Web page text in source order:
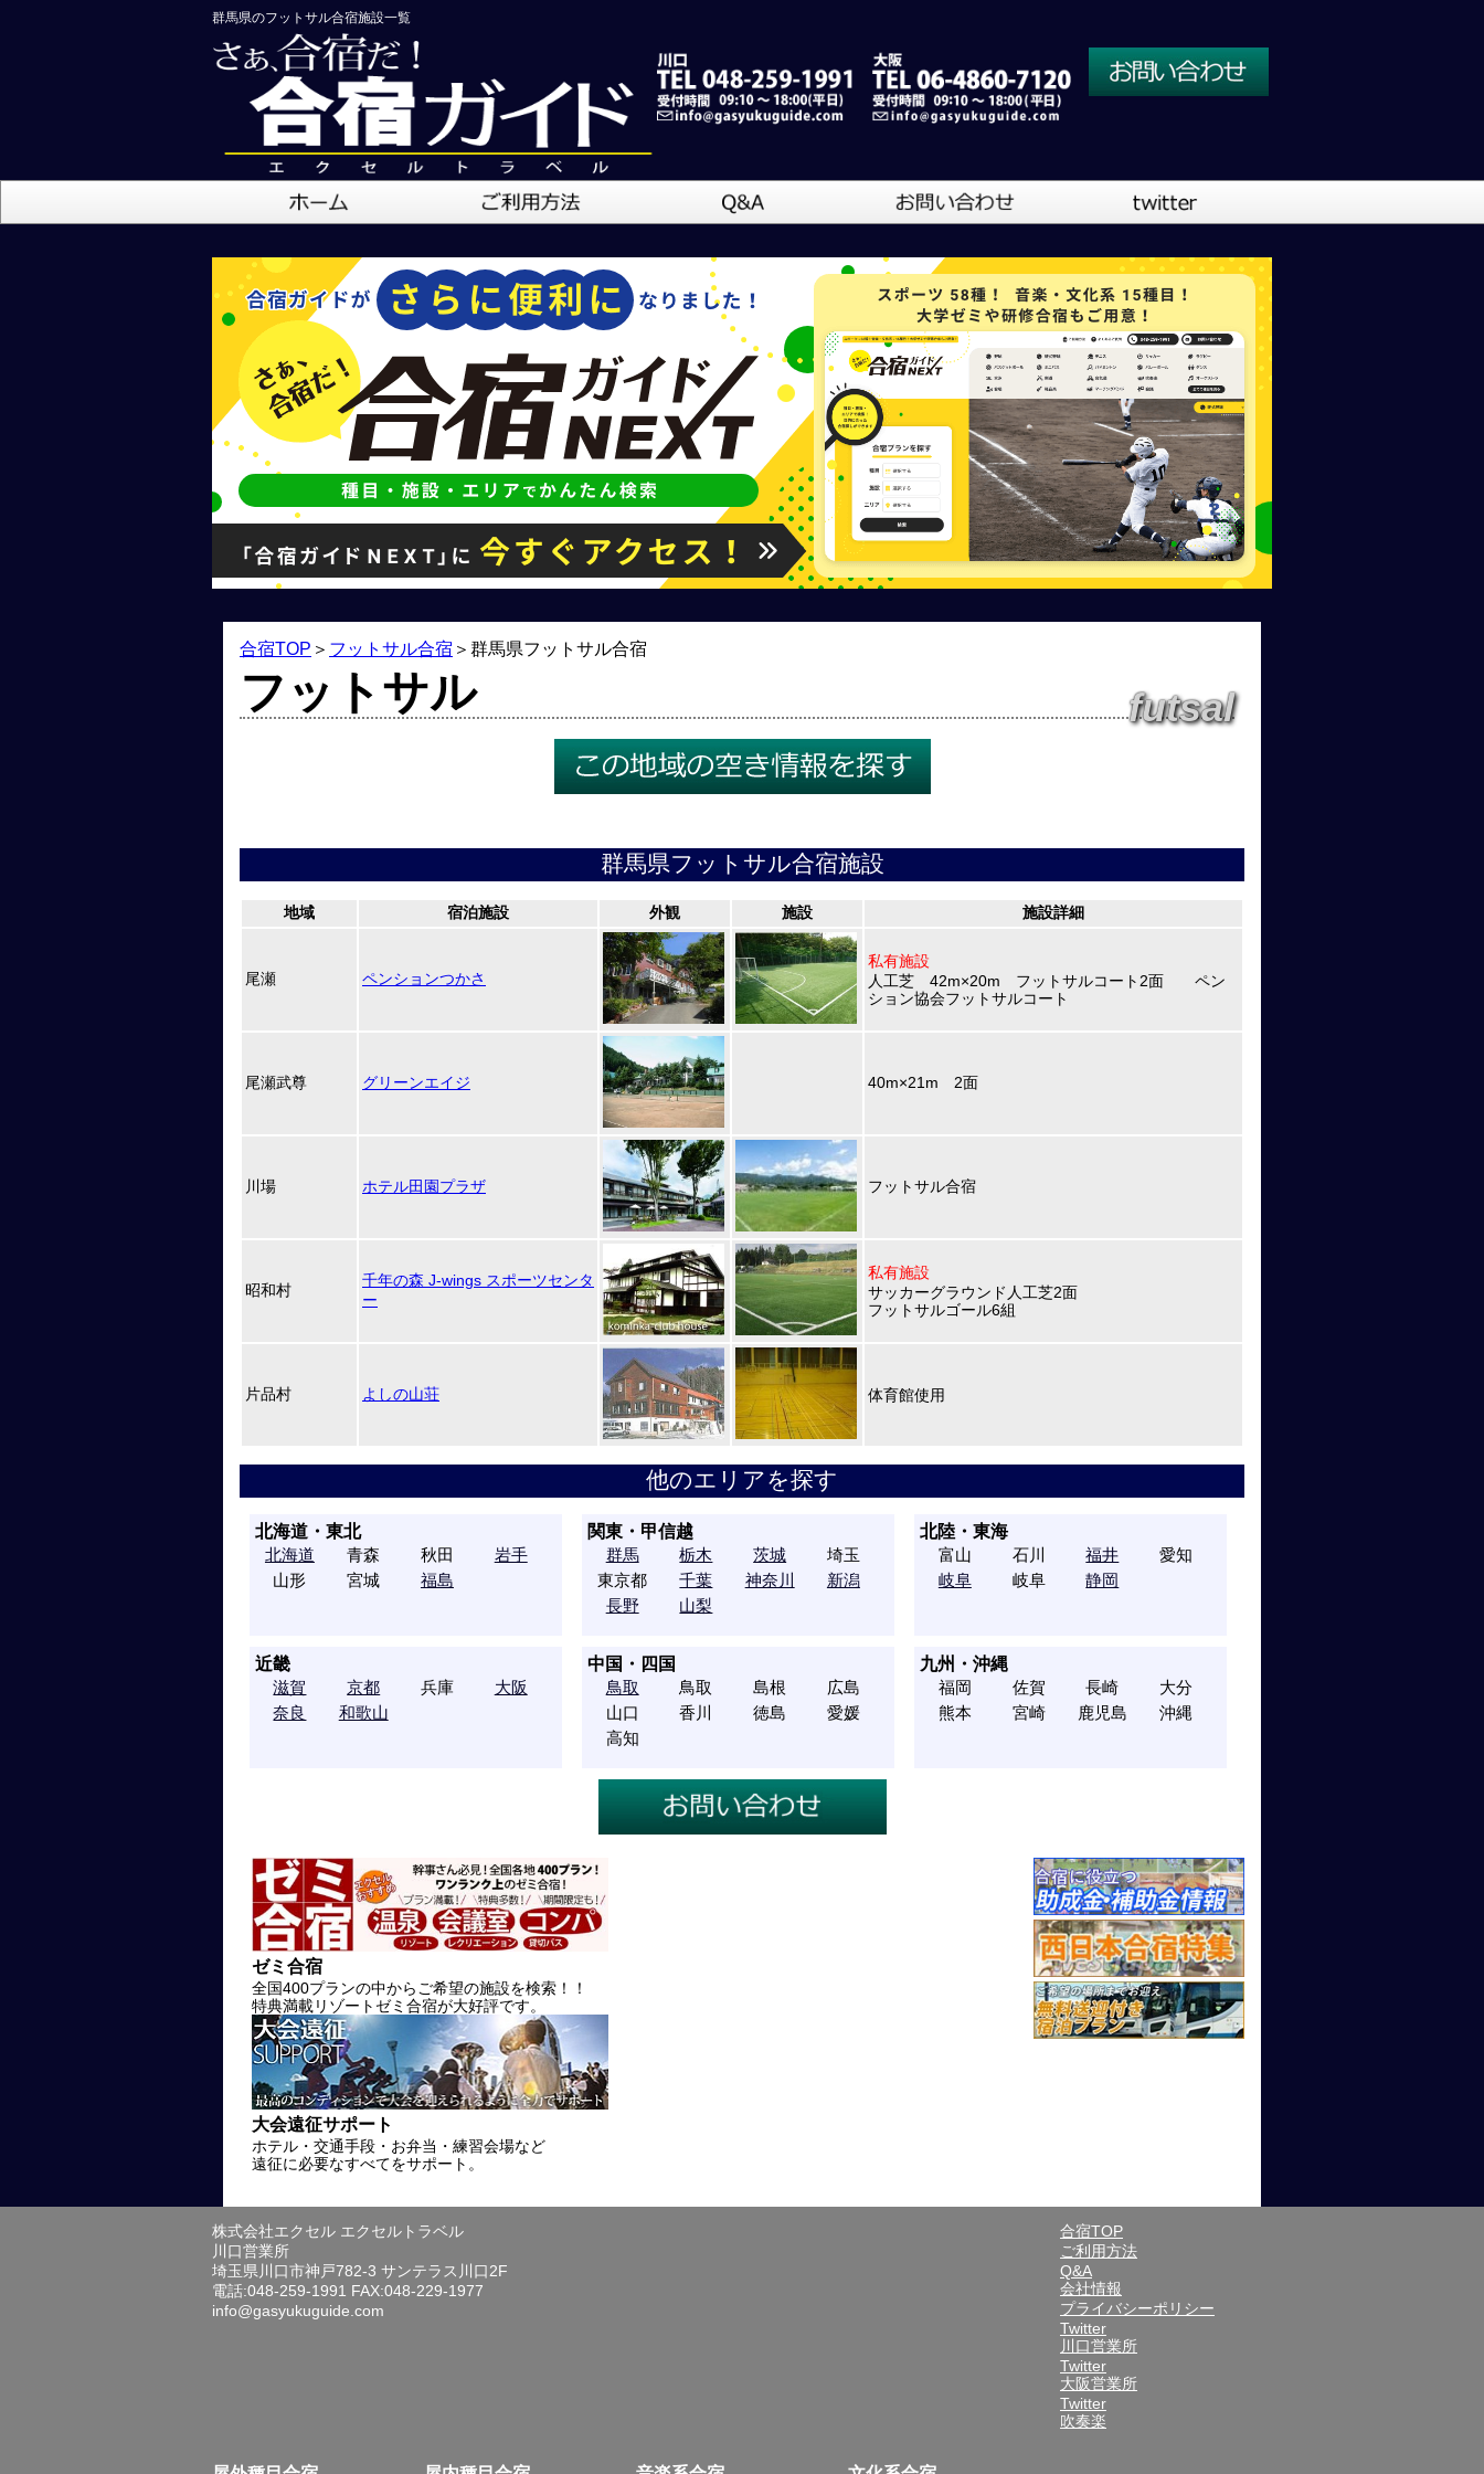
群馬県のフットサル合宿施設一覧
大阪営業所
吹奏楽
合宿TOP ＞ フットサル合宿 ＞ 群馬県フットサル合宿
フットサル futsal
群馬県フットサル合宿施設
地域 宿泊施設 外観 施設 施設詳細
尾瀬 ペンションつかさ
私有施設
人工芝 42m×20m フットサルコート2面 ペン
ション協会フットサルコート
尾瀬武尊 グリーンエイジ 40m×21m 2面
川場 ホテル田園プラザ フットサル合宿
昭和村
千年の森 J-wings スポーツセンタ
ー
私有施設
サッカーグラウンド人工芝2面
フットサルゴール6組
片品村 よしの山荘 体育館使用
他のエリアを探す
北海道・東北
北海道 青森 秋田
岩手
山形
宮城 福島
関東・甲信越
群馬 栃木 茨城
埼玉
東京都
千葉 神奈川
新潟
長野
山梨
北陸・東海
富山 石川 福井
愛知
岐阜
岐阜 静岡
近畿
滋賀 京都 兵庫
大阪
奈良
和歌山
中国・四国
鳥取 鳥取 島根
広島
山口
香川 徳島
愛媛
高知
九州・沖縄
福岡 佐賀 長崎
大分
熊本
宮崎 鹿児島 沖縄
ゼミ合宿
全国400プランの中からご希望の施設を検索！！
特典満載リゾートゼミ合宿が大好評です。
大会遠征サポート
ホテル・交通手段・お弁当・練習会場など
遠征に必要なすべてをサポート。
株式会社エクセル エクセルトラベル
川口営業所
埼玉県川口市神戸782-3 サンテラス川口2F
電話:048-259-1991 FAX:048-229-1977
info@gasyukuguide.com
合宿TOP
ご利用方法
Q&A
会社情報
プライバシーポリシー
Twitter
川口営業所
Twitter
大阪営業所
Twitter
吹奏楽